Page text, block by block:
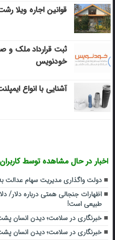
قوانین اجاره ویلا رشت
ثبت قرارداد ملک و
خودنویس
آشنایی با انواع
اخبار در حال مشاهده توسط کاربران
دولت واگذاری مدیریت سهام عدالت
طبیعی است!
خبرنگاری در سلامت؛ دیدن انسان پشت
خبرنگاری در سلامت؛ دیدن انسان پشت